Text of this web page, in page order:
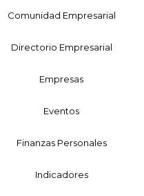
Comunidad Empresarial
Directorio Empresarial
Empresas
Eventos
Finanzas Personales
Indicadores